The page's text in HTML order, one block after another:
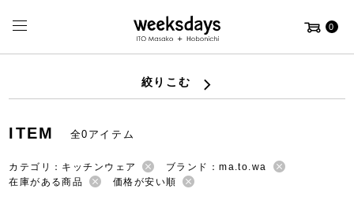
0
絞りこむ
ITEM 全0アイテム
カテゴリ：キッチンウェア
ブランド：ma.to.wa
在庫がある商品
価格が安い順